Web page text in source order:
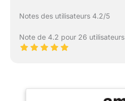
Notes des utilisateurs 4.2/5
Note de 4.2 pour 26 utilisateurs